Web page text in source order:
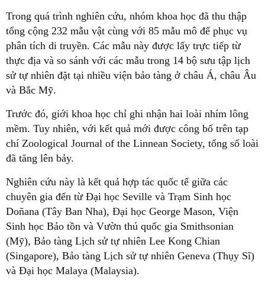
Trong quá trình nghiên cứu, nhóm khoa học đã thu thập
tổng cộng 232 mẫu vật cùng với 85 mẫu mô để phục vụ
phân tích di truyền. Các mẫu này được lấy trực tiếp từ
thực địa và so sánh với các mẫu trong 14 bộ sưu tập lịch
sử tự nhiên đặt tại nhiều viện bảo tàng ở châu Á, châu Âu
và Bắc Mỹ.
Trước đó, giới khoa học chỉ ghi nhận hai loài nhím lông
mềm. Tuy nhiên, với kết quả mới được công bố trên tạp
chí Zoological Journal of the Linnean Society, tổng số loài
đã tăng lên bảy.
Nghiên cứu này là kết quả hợp tác quốc tế giữa các
chuyên gia đến từ Đại học Seville và Trạm Sinh học
Doñana (Tây Ban Nha), Đại học George Mason, Viện
Sinh học Bảo tồn và Vườn thú quốc gia Smithsonian
(Mỹ), Bảo tàng Lịch sử tự nhiên Lee Kong Chian
(Singapore), Bảo tàng Lịch sử tự nhiên Geneva (Thụy Sĩ)
và Đại học Malaya (Malaysia).